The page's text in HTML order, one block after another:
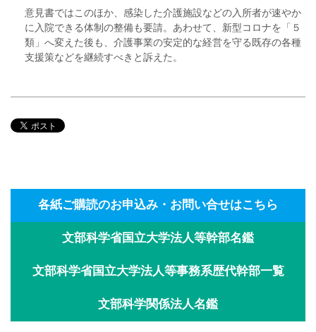
意見書ではこのほか、感染した介護施設などの入所者が速やか
に入院できる体制の整備も要請。あわせて、新型コロナを「５
類」へ変えた後も、介護事業の安定的な経営を守る既存の各種
支援策などを継続すべきと訴えた。
各紙ご購読のお申込み・お問い合せはこちら
文部科学省国立大学法人等幹部名鑑
文部科学省国立大学法人等事務系歴代幹部一覧
文部科学関係法人名鑑